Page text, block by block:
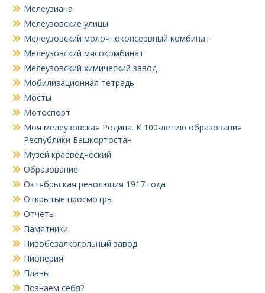
Мелеузиана
Мелеузовские улицы
Мелеузовский молочноконсервный комбинат
Мелеузовский мясокомбинат
Мелеузовский химический завод
Мобилизационная тетрадь
Мосты
Мотоспорт
Моя мелеузовская Родина. К 100-летию образования
Республики Башкортостан
Музей краеведческий
Образование
Октябрьская революция 1917 года
Открытые просмотры
Отчеты
Памятники
Пивобезалкогольный завод
Пионерия
Планы
Познаем себя?